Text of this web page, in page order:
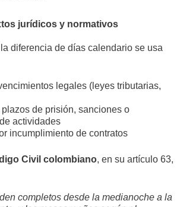
jurídicos y normativos
diferencia de días calendario se usa
legales (leyes tributarias,
de prisión, sanciones o
actividades
incumplimiento de contratos
Civil colombiano, en su artículo 63,
completos desde la medianoche a la